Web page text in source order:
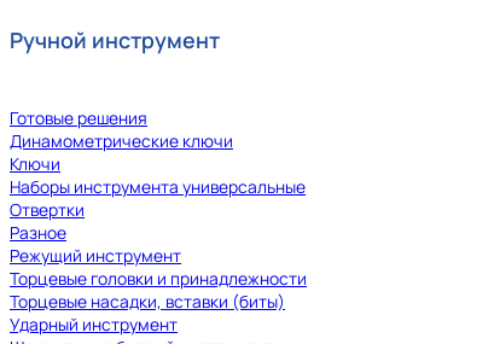
Ручной инструмент
Готовые решения
Динамометрические ключи
Ключи
Наборы инструмента универсальные
Отвертки
Разное
Режущий инструмент
Торцевые головки и принадлежности
Торцевые насадки, вставки (биты)
Ударный инструмент